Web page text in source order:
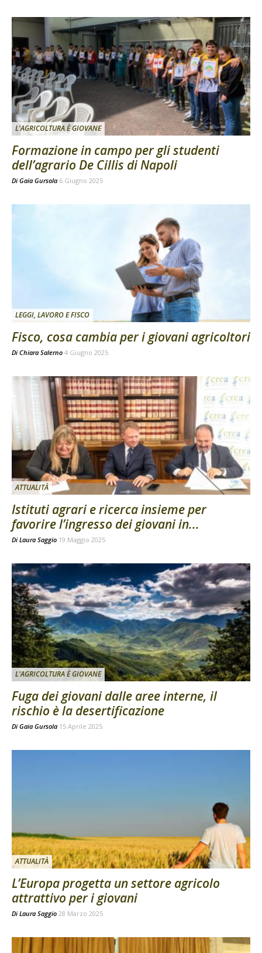
L'AGRICOLTURA È GIOVANE
Formazione in campo per gli studenti
dell’agrario De Cillis di Napoli
Di Gaia Gursola 6 Giugno 2025
LEGGI, LAVORO E FISCO
Fisco, cosa cambia per i giovani agricoltori
Di Chiara Salerno 4 Giugno 2025
ATTUALITÀ
Istituti agrari e ricerca insieme per
favorire l’ingresso dei giovani in...
Di Laura Saggio 19 Maggio 2025
L'AGRICOLTURA È GIOVANE
Fuga dei giovani dalle aree interne, il
rischio è la desertificazione
Di Gaia Gursola 15 Aprile 2025
ATTUALITÀ
L’Europa progetta un settore agricolo
attrattivo per i giovani
Di Laura Saggio 28 Marzo 2025